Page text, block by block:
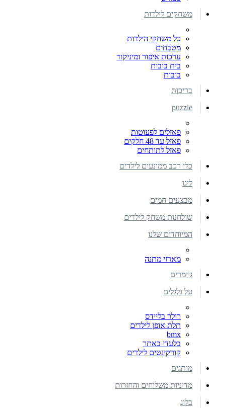
משחקים לילדות
כל משחקי הילדות
מטבחים
ערכות איפור ומיניקור
בית בובות
בובות
בריכות
puzzle
פאזלים לפעוטות
פאזל עד 48 חלקים
פאזל לתותחים
כלי רכב ממונעים לילדים
ליגו
מבצעים חמים
שולחנות משחק לילדים
המיוחדים שלנו
מארזי מתנה
גיימרים
על גלגלים
רולר בליידס
תלת אופן לילדים
bmx
בלעדי באתר
קורקינטים לילדים
מותגים
מדיניות משלוחים והחזרות
בלוג